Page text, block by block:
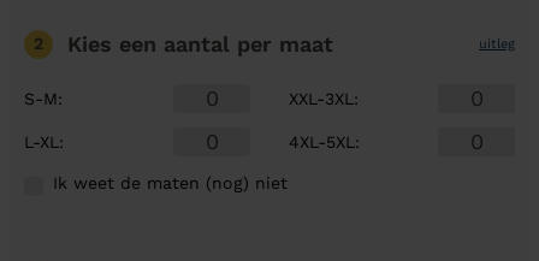
2 Kies een aantal per maat uitleg
S-M:
L-XL :
XXL-3XL :
4XL-5XL :
Ik weet de maten (nog) niet